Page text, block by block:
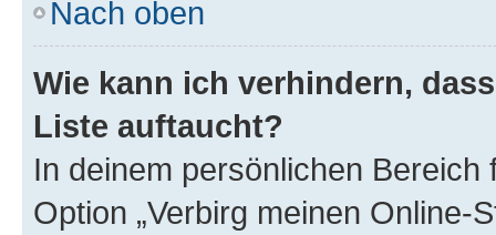
Nach oben
Wie kann ich verhindern,
Liste auftaucht?
In deinem persönlichen
Option „Verbirg meinen Online-